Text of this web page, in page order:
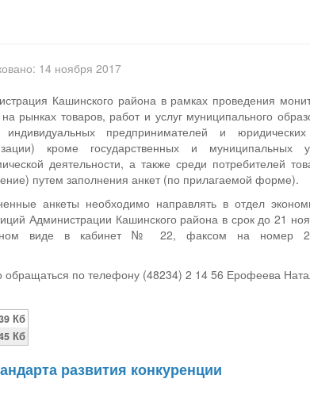
14 ноября 2017
Кашинского района в рамках проведения
рынках товаров, работ и услуг муниципального
индивидуальных предпринимателей и
кроме государственных и
деятельности, а также среди потребителей
путем заполнения анкет (по прилагаемой форме).
анкеты необходимо направлять в отдел
Администрации Кашинского района в срок до 21
виде в кабинет № 22, факсом на номер 2-
по телефону (48234) 2 14 56 Ерофеева
Кб
Кб
развития конкуренции